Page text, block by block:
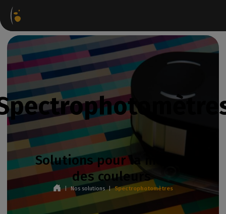
Solutions pour la mesure
des couleurs
| Nos solutions | Spectrophotomètres